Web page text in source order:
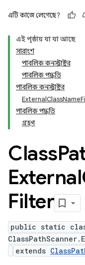
এটি কাজে লেগেছে?
এই পৃষ্ঠায় যা যা আছে
সারাংশ
পাবলিক কনস্ট্রাক্টর
পাবলিক পদ্ধতি
পাবলিক কনস্ট্রাক্টর
পাবলিক পদ্ধতি
গ্রহণ
Class
External
Filter
public static
extends